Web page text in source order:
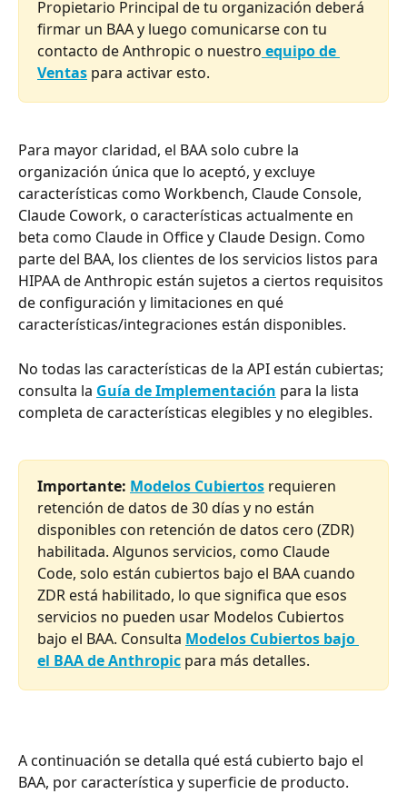
Propietario Principal de tu organización deberá
firmar un BAA y luego comunicarse con tu
contacto de Anthropic o nuestro equipo de
Ventas para activar esto.
Para mayor claridad, el BAA solo cubre la
organización única que lo aceptó, y excluye
características como Workbench, Claude Console,
Claude Cowork, o características actualmente en
beta como Claude in Office y Claude Design. Como
parte del BAA, los clientes de los servicios listos para
HIPAA de Anthropic están sujetos a ciertos requisitos
de configuración y limitaciones en qué
características/integraciones están disponibles.
No todas las características de la API están cubiertas;
consulta la Guía de Implementación para la lista
completa de características elegibles y no elegibles.
Importante: Modelos Cubiertos requieren
retención de datos de 30 días y no están
disponibles con retención de datos cero (ZDR)
habilitada. Algunos servicios, como Claude
Code, solo están cubiertos bajo el BAA cuando
ZDR está habilitado, lo que significa que esos
servicios no pueden usar Modelos Cubiertos
bajo el BAA. Consulta Modelos Cubiertos bajo
el BAA de Anthropic para más detalles.
A continuación se detalla qué está cubierto bajo el
BAA, por característica y superficie de producto.